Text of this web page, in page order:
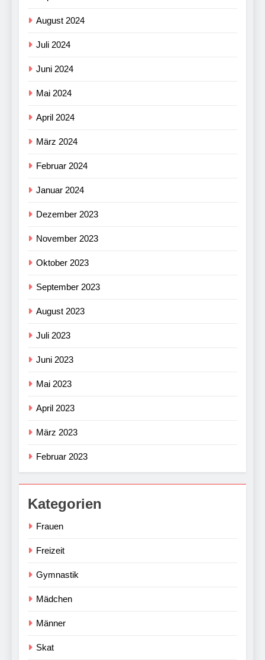
August 2024
Juli 2024
Juni 2024
Mai 2024
April 2024
März 2024
Februar 2024
Januar 2024
Dezember 2023
November 2023
Oktober 2023
September 2023
August 2023
Juli 2023
Juni 2023
Mai 2023
April 2023
März 2023
Februar 2023
Kategorien
Frauen
Freizeit
Gymnastik
Mädchen
Männer
Skat